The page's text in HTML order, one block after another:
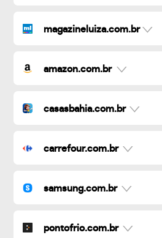
magazineluiza.com.br
amazon.com.br
casasbahia.com.br
carrefour.com.br
samsung.com.br
pontofrio.com.br